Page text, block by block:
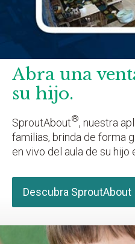
Abra una
su hijo.
SproutAbout®, nuestra
familias, brinda de forma
en vivo del aula de su hijo
Descubra SproutAbout